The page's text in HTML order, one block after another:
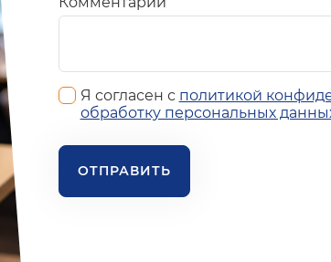
Я согласен с политикой
обработку персональных
ОТПРАВИТЬ